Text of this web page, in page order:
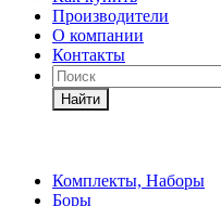
Производители
О компании
Контакты
Найти
Комплекты, Наборы
Боры